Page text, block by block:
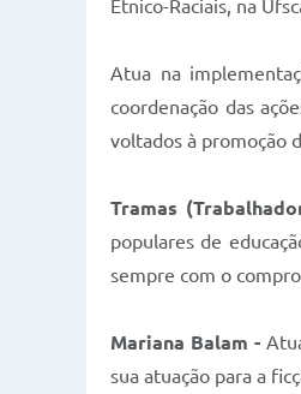
Étnico-Raciais, na
Atua na
coordenação das
voltados à promoção
Tramas
populares de
sempre com o
Mariana Balam -
sua atuação para a